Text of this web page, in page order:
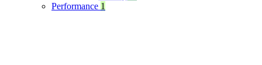
Performance 1